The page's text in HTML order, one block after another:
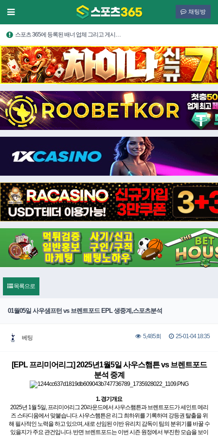
채팅방
스포츠 365에 등록된 배너 업체 그리고 게시…
목록으로
01월05일 사우샘프턴 vs 브렌트포드 EPL 생중계,스포츠분석
베팅 5,485회 25-01-04 18:35
[EPL 프리미어리그] 2025년1월5일 사우스햄튼 vs 브렌트포드
분석 중계
1. 경기개요
2025년 1월 5일, 프리미어리그 20라운드에서 사우스햄튼과 브렌트포드가 세인트 메리
즈 스타디움에서 맞붙습니다. 사우스햄튼은 리그 최하위를 기록하며 강등권 탈출을 위
해 필사적인 노력을 하고 있으며, 새로 선임된 이반 유리치 감독이 팀의 분위기를 바꿀 수
있을지가 주요 관건입니다. 반면 브렌트포드는 이번 시즌 원정에서 부진한 모습을 보이